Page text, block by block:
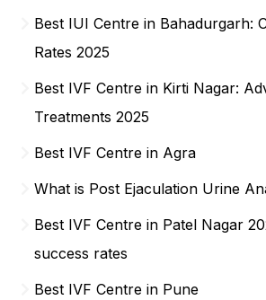
Best IUI Centre in Bahadurgarh:
Rates 2025
Best IVF Centre in Kirti Nagar:
Treatments 2025
Best IVF Centre in Agra
What is Post Ejaculation Urine
Best IVF Centre in Patel Nagar
success rates
Best IVF Centre in Pune